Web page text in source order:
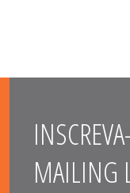
MAILING